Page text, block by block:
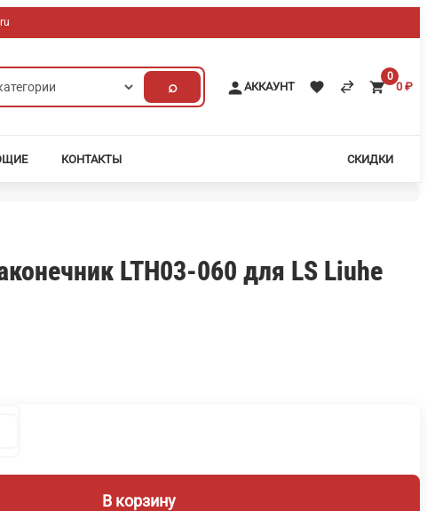
⌕ АККАУНТ
0
0 ₽
КОНТАКТЫ СКИДКИ
LTH03-060 для LS Liuhe
В корзину